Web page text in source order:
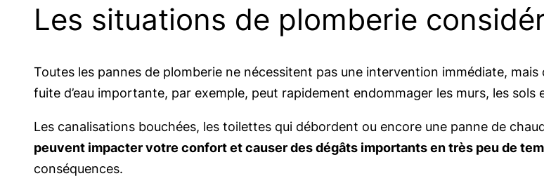
Les situations de plomberie
Toutes les pannes de plomberie ne nécessitent pas une intervention immédiate,
fuite d’eau importante, par exemple, peut rapidement endommager les murs, les sols
Les canalisations bouchées, les toilettes qui débordent ou encore une panne de
peuvent impacter votre confort et causer des dégâts importants en très peu de
conséquences.